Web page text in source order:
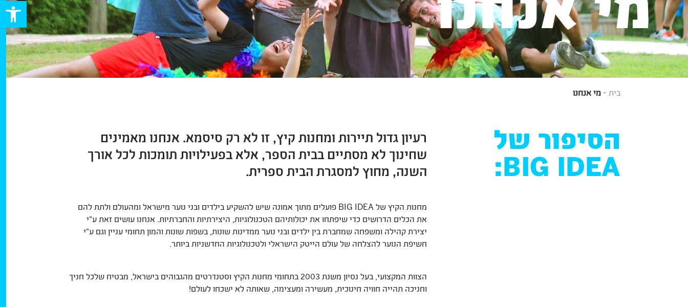
פתח מי אנחנו
בית מי אנחנו
הסיפור של
BIG IDEA:
רעיון גדול תיירות ומחנות קיץ, זו לא רק סיסמא. אנחנו מאמינים
שחינוך לא מסתיים בבית הספר, אלא בפעילויות תומכות לכל אורך
השנה, מחוץ למסגרת הבית ספרית.
מחנות הקיץ של BIG IDEA פועלים מתוך אמונה שיש להשקיע בילדים ובני נוער מישראל ומהעולם ולתת להם
את הכלים הדרושים כדי שיפתחו את יכולותיהם הטכנולוגיות, היצירתיות והחברתיות. אנחנו עושים זאת ע”י
יצירת קהילה ומשפחה שמחברת בין ילדים ובני נוער ממדינות שונות, בשפות שונות והמון תחומי עניין וגם ע”י
חשיפת הנוער להצלחה של עולם הייטק הישראלי ולטכנולוגיות החדשניות ביותר.
הצוות המקצועי, בעל נסיון משנת 2003 בתחומי מחנות הקיץ וסטנדרטים מהגבוהים בישראל, מבטיח שלכל חניך
וחניכה תהייה חוויה חינוכית, מעשירה ומעצימה, שאותה לא ישכחו לעולם!